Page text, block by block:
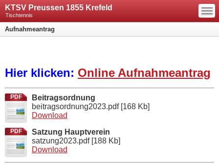
KTSV Preussen 1855 Krefeld
Tischtennis
—
—
—
Aufnahmeantrag
Hier klicken: Online Aufnahmeantrag
PDF
Beitragsordnung
beitragsordnung2023.pdf [168 Kb]
Download
PDF
Satzung Hauptverein
satzung2023.pdf [188 Kb]
Download